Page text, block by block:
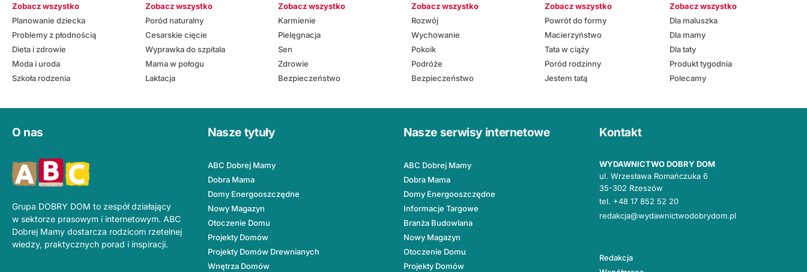
Zobacz wszystko
Planowanie dziecka
Problemy z płodnością
Dieta i zdrowie
Moda i uroda
Szkoła rodzenia
Zobacz wszystko
Poród naturalny
Cesarskie cięcie
Wyprawka do szpitala
Mama w połogu
Laktacja
Zobacz wszystko
Karmienie
Pielęgnacja
Sen
Zdrowie
Bezpieczeństwo
Zobacz wszystko
Rozwój
Wychowanie
Pokoik
Podróże
Bezpieczeństwo
Zobacz wszystko
Powrót do formy
Macierzyństwo
Tata w ciąży
Poród rodzinny
Jestem tatą
Zobacz wszystko
Dla maluszka
Dla mamy
Dla taty
Produkt tygodnia
Polecamy
O nas
Grupa DOBRY DOM to zespół działający
w sektorze prasowym i internetowym. ABC
Dobrej Mamy dostarcza rodzicom rzetelnej
wiedzy, praktycznych porad i inspiracji.
Nasze tytuły
ABC Dobrej Mamy
Dobra Mama
Domy Energooszczędne
Nowy Magazyn
Otoczenie Domu
Projekty Domów
Projekty Domów Drewnianych
Wnętrza Domów
Nasze serwisy internetowe
ABC Dobrej Mamy
Dobra Mama
Domy Energooszczędne
Informacje Targowe
Branża Budowlana
Nowy Magazyn
Otoczenie Domu
Projekty Domów
Kontakt
WYDAWNICTWO DOBRY DOM
ul. Wrzesława Romańczuka 6
35-302 Rzeszów
tel. +48 17 852 52 20
redakcja@wydawnictwodobrydom.pl
Redakcja